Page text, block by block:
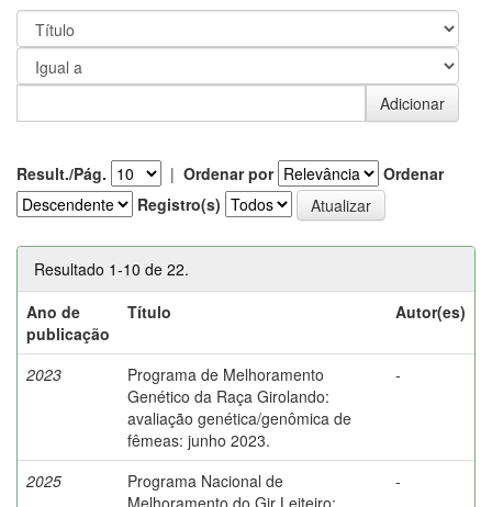
Result./Pág. | Ordenar por
Ordenar
Registro(s)
Resultado 1-10 de 22.
Ano de
publicação
Título Autor(es)
2023
Programa de Melhoramento
Genético da Raça Girolando:
avaliação genética/genômica de
fêmeas: junho 2023.
-
2025
Programa Nacional de
Melhoramento do Gir Leiteiro:
-